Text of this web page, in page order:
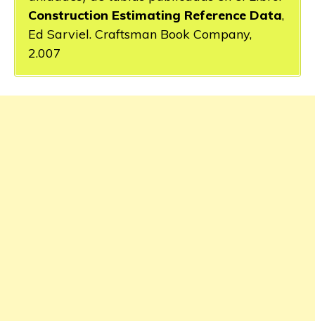
Construction Estimating Reference Data,
Ed Sarviel. Craftsman Book Company,
2.007